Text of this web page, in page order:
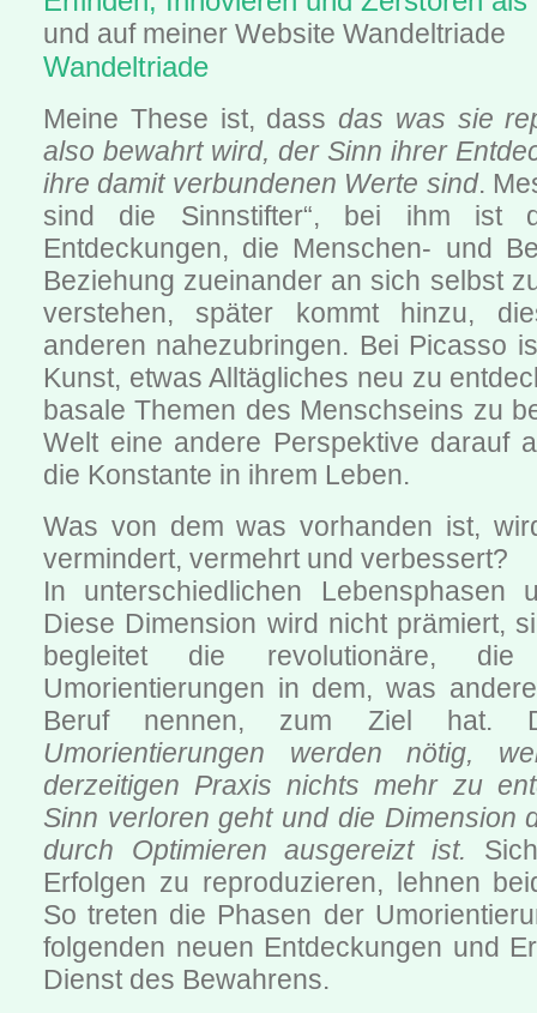
und auf meiner Website Wandeltriade
Wandeltriade
Meine These ist, dass das was sie
also bewahrt wird, der Sinn ihrer
ihre damit verbundenen Werte sind.
sind die Sinnstifter“, bei ihm ist
Entdeckungen, die Menschen- und
Beziehung zueinander an sich selbst
verstehen, später kommt hinzu,
anderen nahezubringen. Bei Picasso
Kunst, etwas Alltägliches neu zu
basale Themen des Menschseins zu
Welt eine andere Perspektive darauf
die Konstante in ihrem Leben.
Was von dem was vorhanden ist,
vermindert, vermehrt und verbessert?
In unterschiedlichen Lebensphasen
Diese Dimension wird nicht prämiert,
begleitet die revolutionäre,
Umorientierungen in dem, was
Beruf nennen, zum Ziel hat.
Umorientierungen werden nötig,
derzeitigen Praxis nichts mehr zu
Sinn verloren geht und die Dimension
durch Optimieren ausgereizt ist.
Erfolgen zu reproduzieren, lehnen
So treten die Phasen der
folgenden neuen Entdeckungen und
Dienst des Bewahrens.